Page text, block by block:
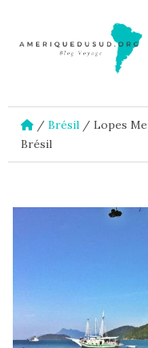
/ Brésil / Lopes
Brésil